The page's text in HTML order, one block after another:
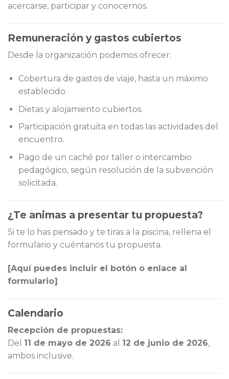
acercarse, participar y conocernos.
Remuneración y gastos cubiertos
Desde la organización podemos ofrecer:
Cobertura de gastos de viaje, hasta un máximo
establecido.
Dietas y alojamiento cubiertos.
Participación gratuita en todas las actividades del
encuentro.
Pago de un caché por taller o intercambio
pedagógico, según resolución de la subvención
solicitada.
¿Te animas a presentar tu propuesta?
Si te lo has pensado y te tiras a la piscina, rellena el
formulario y cuéntanos tu propuesta.
[Aquí puedes incluir el botón o enlace al
formulario]
Calendario
Recepción de propuestas:
Del 11 de mayo de 2026 al 12 de junio de 2026,
ambos inclusive.